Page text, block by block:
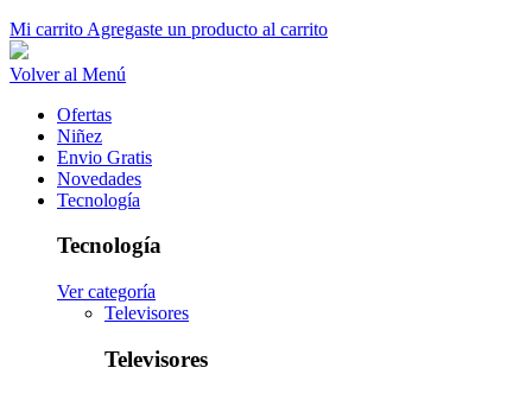
Mi carrito Agregaste un producto al carrito
Volver al Menú
Ofertas
Niñez
Envio Gratis
Novedades
Tecnología
Tecnología
Ver categoría
Televisores
Televisores